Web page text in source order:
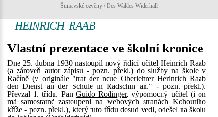
Šumavské ozvěny / Des Waldes Widerhall
HEINRICH RAAB
Vlastní prezentace ve školní kronice
Dne 25. dubna 1930 nastoupil nový řídící učitel Heinrich Raab
(a zároveň autor zápisu - pozn. překl.) do služby na škole v
Račíně (v originále "trat der neue Oberlehrer Herinrich Raab
den Dienst an der Schule in Radschin an." - pozn. překl.).
Převzal 1. třídu. Pan Guido Rodinger, výpomocný učitel (i on
má samostatné zastoupení na webových stranách Kohoutího
kříže - pozn. překl.), který tuto třídu dosud vedl, odešel na školu